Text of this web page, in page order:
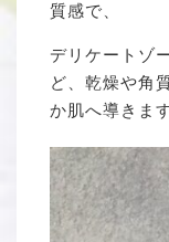
質感で、
デリケートゾ
ど、乾燥や角
か肌へ導きま